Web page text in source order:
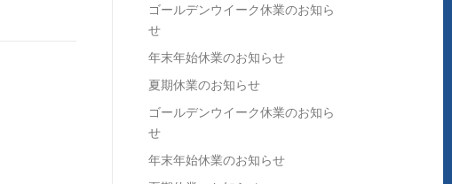
ゴールデンウイーク休業のお知ら
せ
年末年始休業のお知らせ
夏期休業のお知らせ
ゴールデンウイーク休業のお知ら
せ
年末年始休業のお知らせ